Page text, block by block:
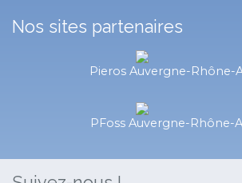
Nos sites partenaires
Pieros Auvergne-Rhône-
PFoss Auvergne-Rhône-